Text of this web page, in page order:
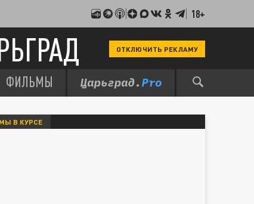
18+
ОТКЛЮЧИТЬ РЕКЛАМУ
ФИЛЬМЫ
МЫ В КУРСЕ